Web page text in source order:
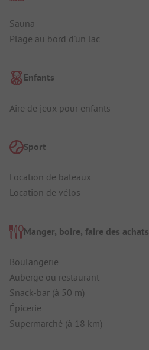
Sauna
Plage au bord d'un lac
Enfants
Aire de jeux pour enfants
Sport
Location de bateaux
Location de vélos
Manger, boire, faire des achats
Boulangerie
Auberge ou restaurant
Snack-bar (à 50 m)
Épicerie
Supermarché (à 18 km)